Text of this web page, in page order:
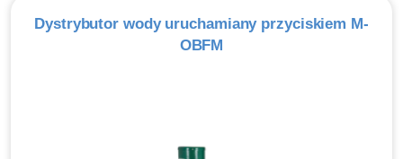
Dystrybutor wody uruchamiany przyciskiem M-
OBFM